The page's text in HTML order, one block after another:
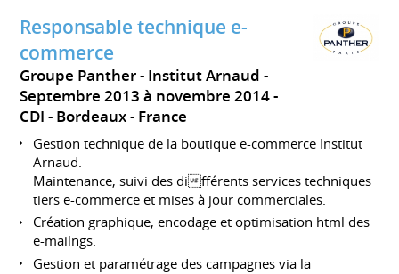
Responsable technique e-
commerce
Groupe Panther - Institut Arnaud
Septembre 2013 à novembre 2014
CDI
Bordeaux France
Gestion technique de la boutique e-commerce Institut
Arnaud.
Maintenance, suivi des différents services techniques
tiers e-commerce et mises à jour commerciales.
Création graphique, encodage et optimisation html des
e-mailngs.
Gestion et paramétrage des campagnes via la